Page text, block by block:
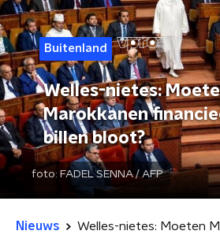
Buitenland
Welles-nietes:
Marokkanen
billen bloot?
foto: FADEL SENNA / AFP
Nieuws